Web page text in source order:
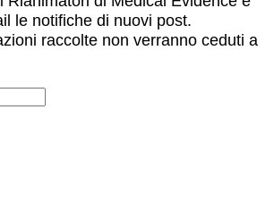
le notifiche di nuovi post.
raccolte non verranno ceduti a